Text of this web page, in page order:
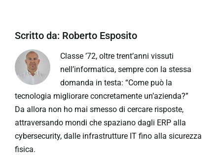
Scritto da: Roberto Esposito
Classe ’72, oltre trent’anni vissuti
nell’informatica, sempre con la stessa
domanda in testa: “Come può la
tecnologia migliorare concretamente un’azienda?”
Da allora non ho mai smesso di cercare risposte,
attraversando mondi che spaziano dagli ERP alla
cybersecurity, dalle infrastrutture IT fino alla sicurezza
fisica.